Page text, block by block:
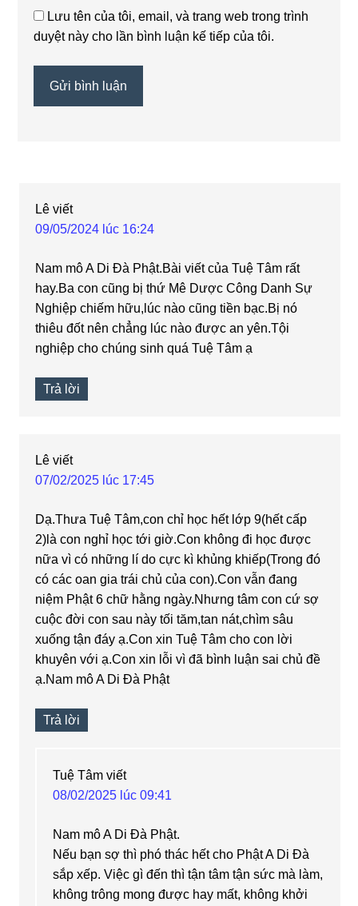
Lưu tên của tôi, email, và trang web trong trình
duyệt này cho lần bình luận kế tiếp của tôi.
Lê viết
09/05/2024 lúc 16:24
Nam mô A Di Đà Phật.Bài viết của Tuệ Tâm rất
hay.Ba con cũng bị thứ Mê Dược Công Danh Sự
Nghiệp chiếm hữu,lúc nào cũng tiền bạc.Bị nó
thiêu đốt nên chẳng lúc nào được an yên.Tội
nghiệp cho chúng sinh quá Tuệ Tâm ạ
Trả lời
Lê viết
07/02/2025 lúc 17:45
Dạ.Thưa Tuệ Tâm,con chỉ học hết lớp 9(hết cấp
2)là con nghỉ học tới giờ.Con không đi học được
nữa vì có những lí do cực kì khủng khiếp(Trong đó
có các oan gia trái chủ của con).Con vẫn đang
niệm Phật 6 chữ hằng ngày.Nhưng tâm con cứ sợ
cuộc đời con sau này tối tăm,tan nát,chìm sâu
xuống tận đáy ạ.Con xin Tuệ Tâm cho con lời
khuyên với ạ.Con xin lỗi vì đã bình luận sai chủ đề
ạ.Nam mô A Di Đà Phật
Trả lời
Tuệ Tâm viết
08/02/2025 lúc 09:41
Nam mô A Di Đà Phật.
Nếu bạn sợ thì phó thác hết cho Phật A Di Đà
sắp xếp. Việc gì đến thì tận tâm tận sức mà làm,
không trông mong được hay mất, không khởi